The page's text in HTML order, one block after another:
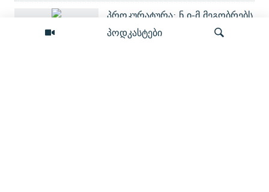
პოდკასტები
პროკურატურა: ნ.ი-მ მეგობრებს
უთხრა, რომ ავალიანი „ზედმეტ
ყურადღებას“ იჩენდა, რითაც